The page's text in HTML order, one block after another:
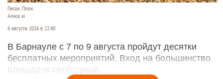
Песок. Пляж.
Алиса ai
6 августа 2026 в 22:40
В Барнауле с 7 по 9 августа пройдут десятки
бесплатных мероприятий. Вход на большинство
площадок свободный.